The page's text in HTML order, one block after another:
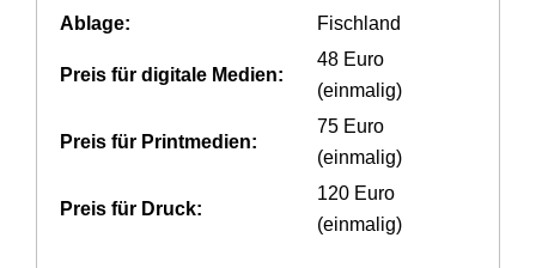
Ablage:
Fischland
Preis für digitale Medien:
48 Euro
(einmalig)
Preis für Printmedien:
75 Euro
(einmalig)
Preis für Druck:
120 Euro
(einmalig)